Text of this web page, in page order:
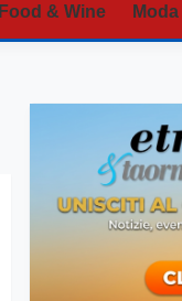
Food & Wine Moda